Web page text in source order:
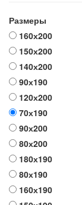
Размеры
160х200
150х200
140х200
90х190
120х200
70х190
90х200
80х200
180х190
80х190
160х190